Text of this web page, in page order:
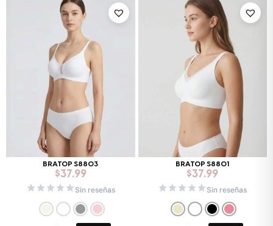
BRATOP S8803
$37.99
Sin reseñas
BRATOP S8801
$37.99
Sin reseñas